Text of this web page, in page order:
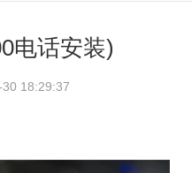
电话安装)
18:29:37